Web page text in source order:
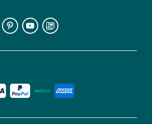
información,
puedes
nuestra
de
privacidad</2>.